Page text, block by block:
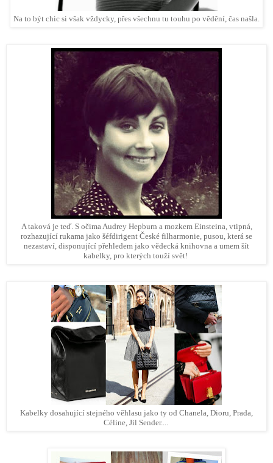
Na to být chic si však vždycky, přes všechnu tu touhu po vědění, čas našla.
A taková je teď. S očima Audrey Hepburn a mozkem Einsteina, vtipná,
rozhazující rukama jako šéfdirigent České filharmonie, pusou, která se
nezastaví, disponující přehledem jako vědecká knihovna a umem šít
kabelky, pro kterých touží svět!
Kabelky dosahující stejného věhlasu jako ty od Chanela, Dioru, Prada,
Céline, Jil Sender....